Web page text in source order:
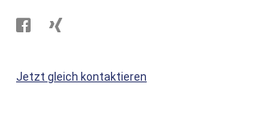
Besuchen
WS
WS
Jetzt gleich kontaktieren